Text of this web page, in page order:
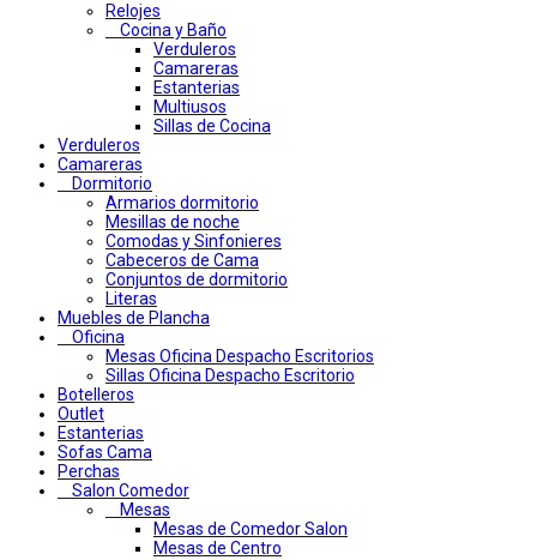
Relojes
Cocina y Baño
Verduleros
Camareras
Estanterias
Multiusos
Sillas de Cocina
Verduleros
Camareras
Dormitorio
Armarios dormitorio
Mesillas de noche
Comodas y Sinfonieres
Cabeceros de Cama
Conjuntos de dormitorio
Literas
Muebles de Plancha
Oficina
Mesas Oficina Despacho Escritorios
Sillas Oficina Despacho Escritorio
Botelleros
Outlet
Estanterias
Sofas Cama
Perchas
Salon Comedor
Mesas
Mesas de Comedor Salon
Mesas de Centro